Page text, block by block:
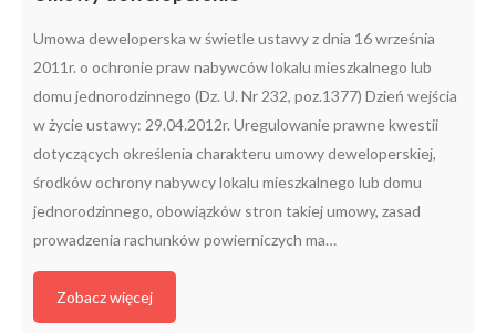
Umowa deweloperska w świetle ustawy z dnia 16 września
2011r. o ochronie praw nabywców lokalu mieszkalnego lub
domu jednorodzinnego (Dz. U. Nr 232, poz.1377) Dzień wejścia
w życie ustawy: 29.04.2012r. Uregulowanie prawne kwestii
dotyczących określenia charakteru umowy deweloperskiej,
środków ochrony nabywcy lokalu mieszkalnego lub domu
jednorodzinnego, obowiązków stron takiej umowy, zasad
prowadzenia rachunków powierniczych ma…
Zobacz więcej